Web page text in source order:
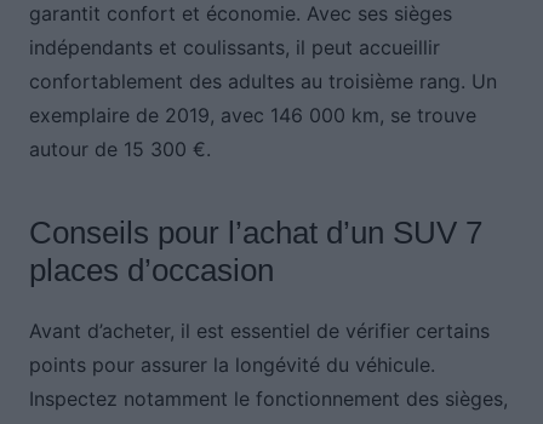
garantit confort et économie. Avec ses sièges
indépendants et coulissants, il peut accueillir
confortablement des adultes au troisième rang. Un
exemplaire de 2019, avec 146 000 km, se trouve
autour de 15 300 €.
Conseils pour l’achat d’un SUV 7
places d’occasion
Avant d’acheter, il est essentiel de vérifier certains
points pour assurer la longévité du véhicule.
Inspectez notamment le fonctionnement des sièges,